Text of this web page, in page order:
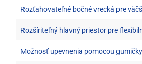
Rozťahovateľné bočné vrecká pre
Rozšíriteľný hlavný priestor pre
Možnosť upevnenia pomocou gumičky